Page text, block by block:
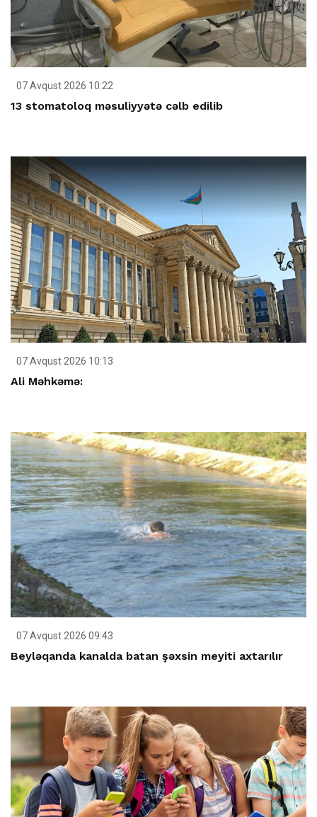
07 Avqust 2026 10:22
13 stomatoloq məsuliyyətə cəlb edilib
07 Avqust 2026 10:13
Ali Məhkəmə:
07 Avqust 2026 09:43
Beyləqanda kanalda batan şəxsin meyiti axtarılır